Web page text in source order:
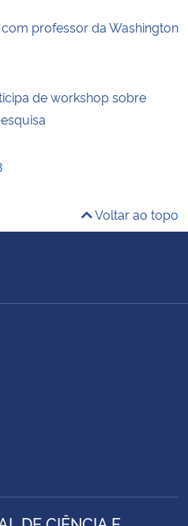
professor da Washington
de workshop sobre
Voltar ao topo